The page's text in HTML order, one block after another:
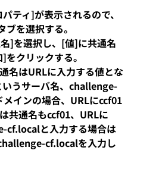
ティ]が表示されるので、
を選択する。
]を選択し、[値]に共通名
クリックする。
名はURLに入力する値とな
いうサーバ名、challenge-
インの場合、URLにccf01
共通名もccf01、URLに
cf.localと入力する場合は
cf.localを入力し